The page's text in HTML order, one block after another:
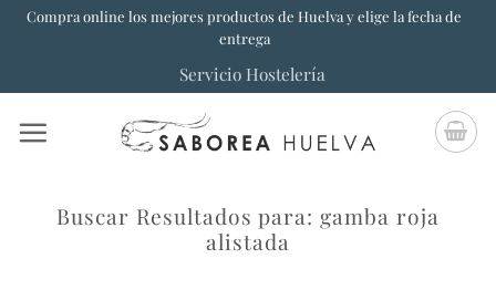
SaltarCompra online los mejores productos de Huelva y elige la fecha de
entrega
Servicio Hostelería
Buscar Resultados para: gamba roja
alistada